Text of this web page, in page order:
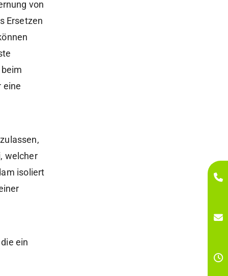
von
Ersetzen
eine
welcher
isoliert
ein